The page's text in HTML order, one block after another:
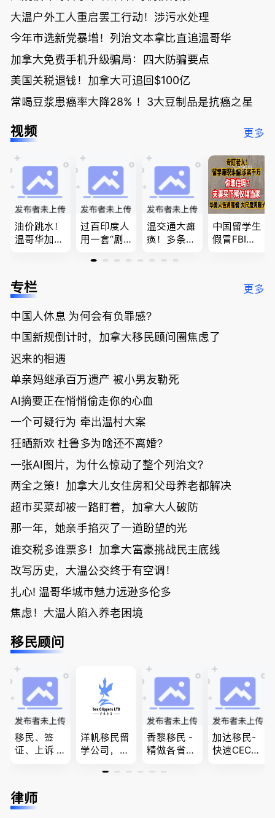
大温户外工人重启罢工行动！涉污水处理
今年市选新党暴增！列治文本拿比直追温哥华
加拿大免费手机升级骗局：四大防骗要点
美国关税退钱！加拿大可追回$100亿
常喝豆浆患癌率大降28% ！3大豆制品是抗癌之星
视频 更多
油价跳水！
温哥华加油
低；免费狂
送50万磅蔬
温“丑陋土
豆日”冲击
吉尼斯纪
录；惨！留
骗光2万美
元，还被卷
入跨国刑案
账户遭封！
过百印度人
用一套“剧
官：太假
欠款多出$1
9万；突
发！无辜男
亡；
温交通大瘫
痪！多条主
底；做顿饭
单；房市崩
盘前兆？加
国租赁市场
中国留学生
假冒FBI上
夫妻住进殡
专栏 更多
中国人休息 为何会有负罪感？
中国新规倒计时，加拿大移民顾问圈焦虑了
迟来的相遇
单亲妈继承百万遗产 被小男友勒死
AI摘要正在悄悄偷走你的心血
一个可疑行为 牵出温村大案
狂晒新欢 杜鲁多为啥还不离婚？
一张AI图片，为什么惊动了整个列治文？
两全之策！加拿大儿女住房和父母养老都解决
超市买菜却被一路盯着，加拿大人破防
那一年，她亲手掐灭了一道盼望的光
谁交税多谁票多！加拿大富豪挑战民主底线
改写历史，大温公交终于有空调！
扎心! 温哥华城市魅力远逊多伦多
焦虑！大温人陷入养老困境
移民顾问
移民、签
证、上诉 --
进”的RCIC-
IRB持牌移
洋帆移民留
学公司，精
签各类签证
香黎移民 -
精做各省省
签证,工作
加达移民-
快速CEC&P
律师